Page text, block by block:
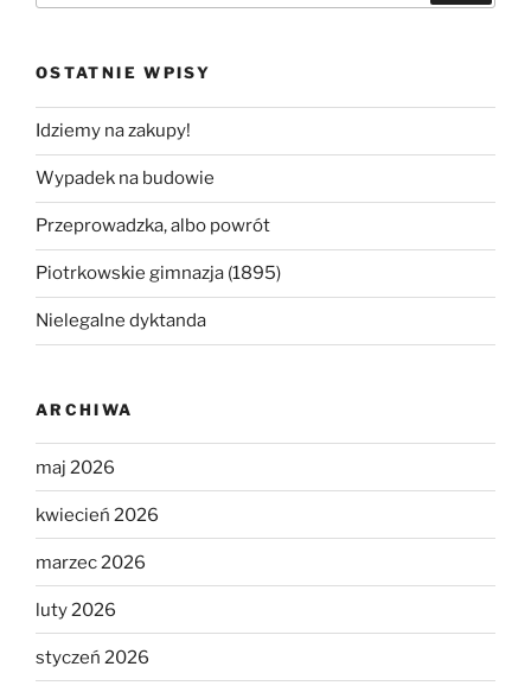
OSTATNIE WPISY
Idziemy na zakupy!
Wypadek na budowie
Przeprowadzka, albo powrót
Piotrkowskie gimnazja (1895)
Nielegalne dyktanda
ARCHIWA
maj 2026
kwiecień 2026
marzec 2026
luty 2026
styczeń 2026